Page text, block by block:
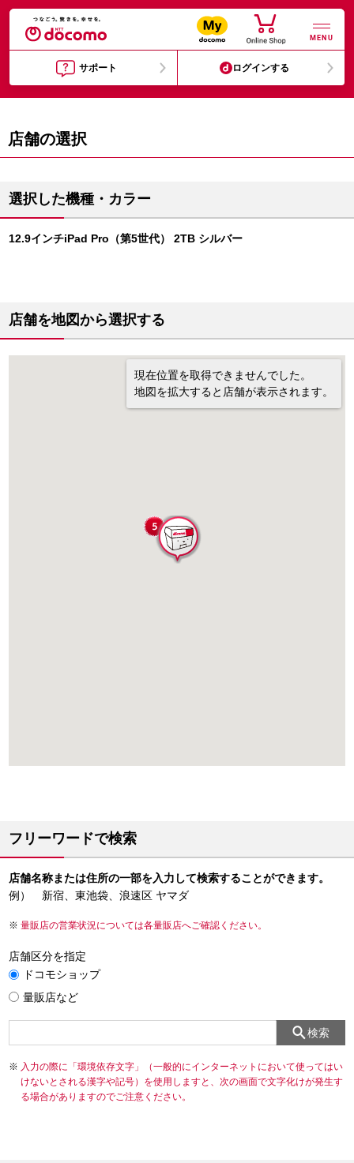
MENU
サポート ログインする
店舗の選択
選択した機種・カラー
12.9インチiPad Pro（第5世代） 2TB シルバー
店舗を地図から選択する
現在位置を取得できませんでした。
地図を拡大すると店舗が表示されます。
フリーワードで検索
店舗名称または住所の一部を入力して検索することができます。
例） 新宿、東池袋、浪速区 ヤマダ
量販店の営業状況については各量販店へご確認ください。
店舗区分を指定
ドコモショップ
量販店など
検索
入力の際に「環境依存文字」（一般的にインターネットにおいて使ってはい
けないとされる漢字や記号）を使用しますと、次の画面で文字化けが発生す
る場合がありますのでご注意ください。